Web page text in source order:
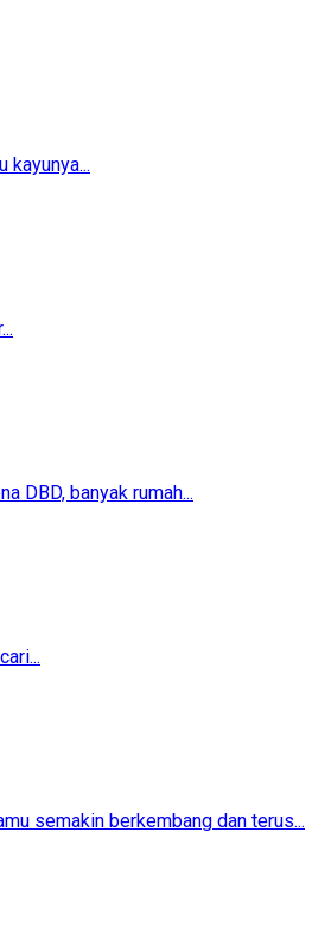
kayunya...
DBD, banyak rumah...
semakin berkembang dan terus...